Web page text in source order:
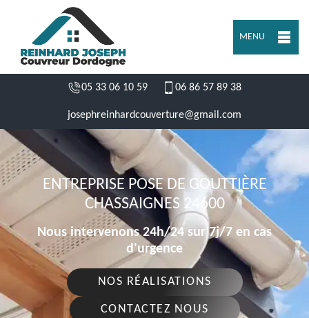
MENU
05 33 06 10 59 06 86 57 89 38
josephreinhardcouverture@gmail.com
ENTREPRISE POSE DE GOUTTIÈRE
CHASSAIGNES 24600
Nous intervenons 24h/24 sur 7j/7 en cas
d'urgence
NOS RÉALISATIONS
CONTACTEZ NOUS